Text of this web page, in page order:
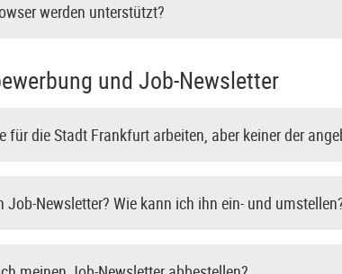
werden unterstützt?
und Job-Newsletter
für die Stadt Frankfurt arbeiten, aber keiner der
Job-Newsletter? Wie kann ich ihn ein- und